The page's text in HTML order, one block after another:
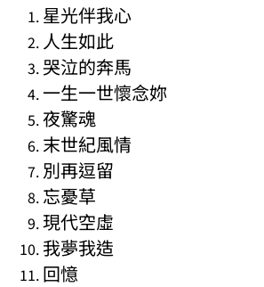
星光伴我心
人生如此
哭泣的奔馬
一生一世懷念妳
夜驚魂
末世紀風情
別再逗留
忘憂草
現代空虛
我夢我造
回憶